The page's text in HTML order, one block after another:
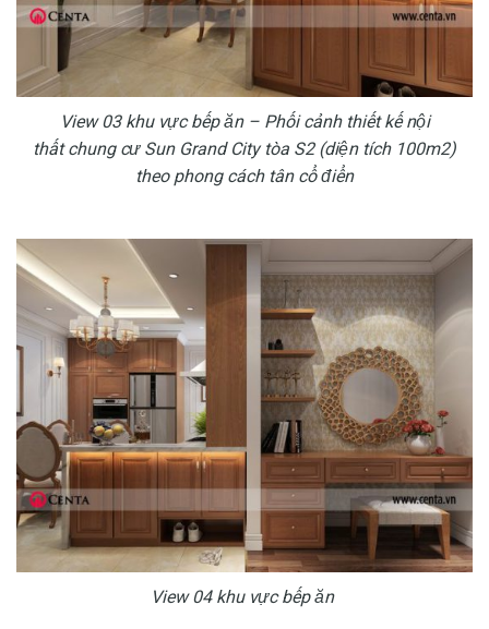
View 03 khu vực bếp ăn – Phối cảnh thiết kế nội
thất chung cư Sun Grand City tòa S2 (diện tích 100m2)
theo phong cách tân cổ điển
View 04 khu vực bếp ăn